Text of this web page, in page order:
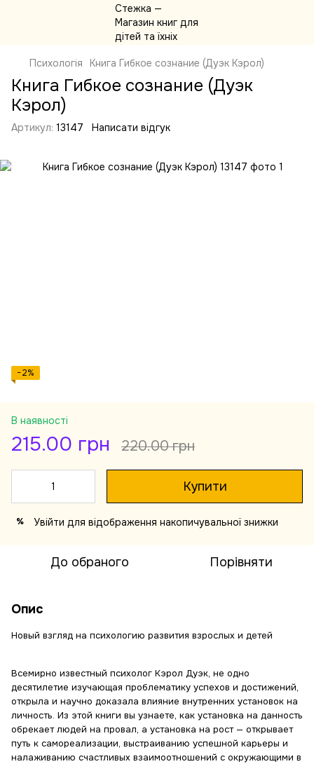
Психологія Книга Гибкое сознание (Дуэк Кэрол)
Книга Гибкое сознание (Дуэк
Кэрол)
Артикул: 13147 Написати відгук
−2%
В наявності
215.00 грн 220.00 грн
Купити
% Увійти для відображення накопичувальної знижки
До обраного Порівняти
Опис
Новый взгляд на психологию развития взрослых и детей
Всемирно известный психолог Кэрол Дуэк, не одно
десятилетие изучающая проблематику успехов и достижений,
открыла и научно доказала влияние внутренних установок на
личность. Из этой книги вы узнаете, как установка на данность
обрекает людей на провал, а установка на рост — открывает
путь к самореализации, выстраиванию успешной карьеры и
налаживанию счастливых взаимоотношений с окружающими в